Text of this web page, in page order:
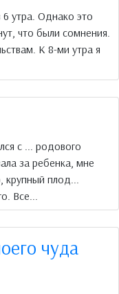
6 утра. Однако это
что были сомнения.
К 8-ми утра я
с ... родового
за ребенка, мне
плод...
Все...
чуда